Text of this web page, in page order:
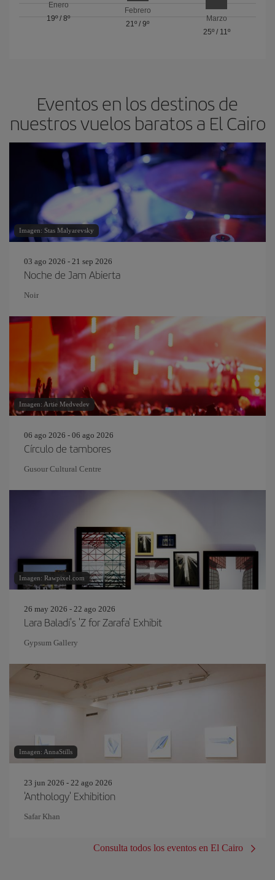
Enero
19º/8º
Febrero
21º / 9º
Marzo
25º/ 11º
Eventos en los destinos de
nuestros vuelos baratos a El Cairo
Imagen: Stas Malyarevsky
03 ago 2026 - 21 sep 2026
Noche de Jam Abierta
Noir
Imagen: Artie Medvedev
06 ago 2026 - 06 ago 2026
Círculo de tambores
Gusour Cultural Centre
Imagen: Rawpixel.com
26 may 2026 - 22 ago 2026
Lara Baladi's 'Z for Zarafa' Exhibit
Gypsum Gallery
Imagen: AnnaStills
23 jun 2026 - 22 ago 2026
'Anthology' Exhibition
Safar Khan
Consulta todos los eventos en El Cairo